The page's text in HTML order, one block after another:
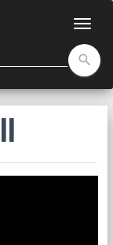
search